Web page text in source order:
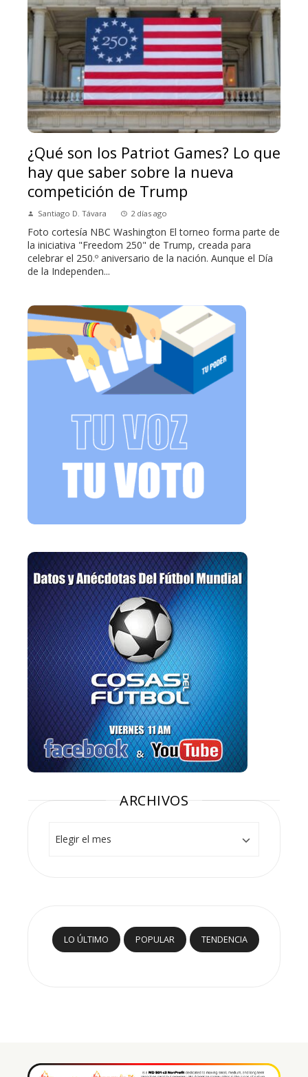
¿Qué son los Patriot Games? Lo que
hay que saber sobre la nueva
competición de Trump
Santiago D. Távara 2 días ago
Foto cortesía NBC Washington El torneo forma parte de
la iniciativa "Freedom 250" de Trump, creada para
celebrar el 250.º aniversario de la nación. Aunque el Día
de la Independen...
ARCHIVOS
LO ÚLTIMO POPULAR TENDENCIA